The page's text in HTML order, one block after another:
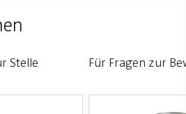
Stelle Für Fragen zur